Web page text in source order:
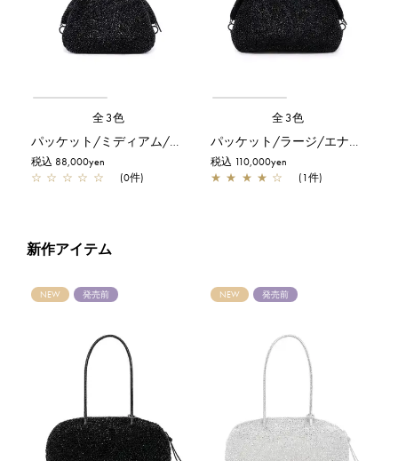
全3色
パッケット/ミディアム/エナメルブラック【一部店舗先行販売商品】
税込 88,000yen
☆ ☆ ☆ ☆ ☆ (0件)
全3色
パッケット/ラージ/エナメルブラック【一部店舗先行販売商品】
税込 110,000yen
★ ★ ★ ★ ☆ (1件)
新作アイテム
NEW 発売前 NEW 発売前